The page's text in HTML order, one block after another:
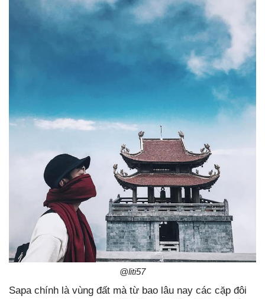
@liti57
Sapa chính là vùng đất mà từ bao lâu nay các cặp đôi